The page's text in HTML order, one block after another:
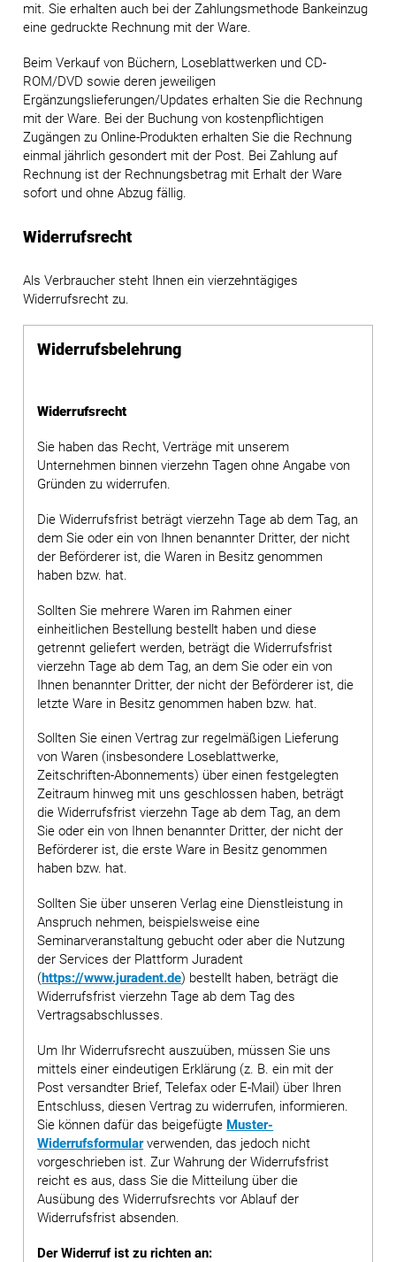
mit. Sie erhalten auch bei der Zahlungsmethode Bankeinzug
eine gedruckte Rechnung mit der Ware.
Beim Verkauf von Büchern, Loseblattwerken und CD-
ROM/DVD sowie deren jeweiligen
Ergänzungslieferungen/Updates erhalten Sie die Rechnung
mit der Ware. Bei der Buchung von kostenpflichtigen
Zugängen zu Online-Produkten erhalten Sie die Rechnung
einmal jährlich gesondert mit der Post. Bei Zahlung auf
Rechnung ist der Rechnungsbetrag mit Erhalt der Ware
sofort und ohne Abzug fällig.
Widerrufsrecht
Als Verbraucher steht Ihnen ein vierzehntägiges
Widerrufsrecht zu.
Widerrufsbelehrung
Widerrufsrecht
Sie haben das Recht, Verträge mit unserem
Unternehmen binnen vierzehn Tagen ohne Angabe von
Gründen zu widerrufen.
Die Widerrufsfrist beträgt vierzehn Tage ab dem Tag, an
dem Sie oder ein von Ihnen benannter Dritter, der nicht
der Beförderer ist, die Waren in Besitz genommen
haben bzw. hat.
Sollten Sie mehrere Waren im Rahmen einer
einheitlichen Bestellung bestellt haben und diese
getrennt geliefert werden, beträgt die Widerrufsfrist
vierzehn Tage ab dem Tag, an dem Sie oder ein von
Ihnen benannter Dritter, der nicht der Beförderer ist, die
letzte Ware in Besitz genommen haben bzw. hat.
Sollten Sie einen Vertrag zur regelmäßigen Lieferung
von Waren (insbesondere Loseblattwerke,
Zeitschriften-Abonnements) über einen festgelegten
Zeitraum hinweg mit uns geschlossen haben, beträgt
die Widerrufsfrist vierzehn Tage ab dem Tag, an dem
Sie oder ein von Ihnen benannter Dritter, der nicht der
Beförderer ist, die erste Ware in Besitz genommen
haben bzw. hat.
Sollten Sie über unseren Verlag eine Dienstleistung in
Anspruch nehmen, beispielsweise eine
Seminarveranstaltung gebucht oder aber die Nutzung
der Services der Plattform Juradent
(https://www.juradent.de) bestellt haben, beträgt die
Widerrufsfrist vierzehn Tage ab dem Tag des
Vertragsabschlusses.
Um Ihr Widerrufsrecht auszuüben, müssen Sie uns
mittels einer eindeutigen Erklärung (z. B. ein mit der
Post versandter Brief, Telefax oder E-Mail) über Ihren
Entschluss, diesen Vertrag zu widerrufen, informieren.
Sie können dafür das beigefügte Muster-
Widerrufsformularverwenden, das jedoch nicht
vorgeschrieben ist. Zur Wahrung der Widerrufsfrist
reicht es aus, dass Sie die Mitteilung über die
Ausübung des Widerrufsrechts vor Ablauf der
Widerrufsfrist absenden.
Der Widerruf ist zu richten an: